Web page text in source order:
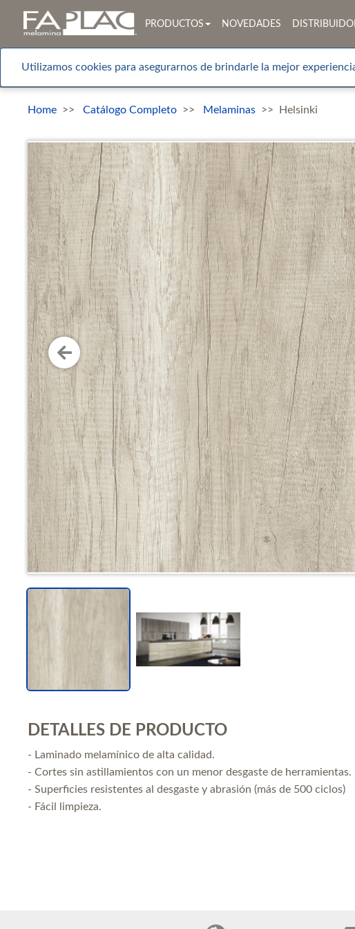
PRODUCTOS NOVEDADES
Utilizamos cookies para asegurarnos de brindarle la mejor
Home Catálogo Completo Melaminas Helsinki
DETALLES DE PRODUCTO
- Laminado melamínico de alta calidad.
- Cortes sin astillamientos con un menor desgaste de herramientas.
- Superficies resistentes al desgaste y abrasión (más de 500 ciclos)
- Fácil limpieza.